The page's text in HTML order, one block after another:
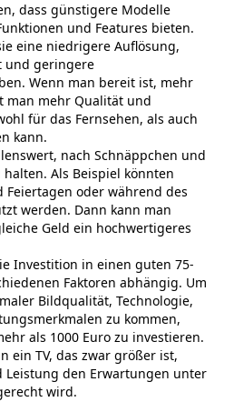
dass günstigere Modelle
und Features bieten.
eine niedrigere Auflösung,
und geringere
Wenn man bereit ist, mehr
man mehr Qualität und
für das Fernsehen, als auch
kann.
nach Schnäppchen und
Als Beispiel könnten
Feiertagen oder während des
werden. Dann kann man
Geld ein hochwertigeres
Investition in einen guten 75-
Faktoren abhängig. Um
Bildqualität, Technologie,
zu kommen,
als 1000 Euro zu investieren.
ein TV, das zwar größer ist,
den Erwartungen unter
wird.